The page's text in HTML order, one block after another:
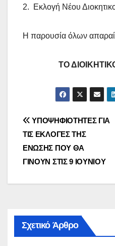
2. Εκλογή Νέου
Η παρουσία όλων
ΤΟ
Πλοήγηση
άρθρων
ΥΠΟΨΗΦΙΟΤΗΤΕΣ ΓΙΑ
ΤΙΣ ΕΚΛΟΓΕΣ ΤΗΣ
ΕΝΩΣΗΣ ΠΟΥ ΘΑ
ΓΙΝΟΥΝ ΣΤΙΣ 9 ΙΟΥΝΙΟΥ
Σχετικό Άρθρο